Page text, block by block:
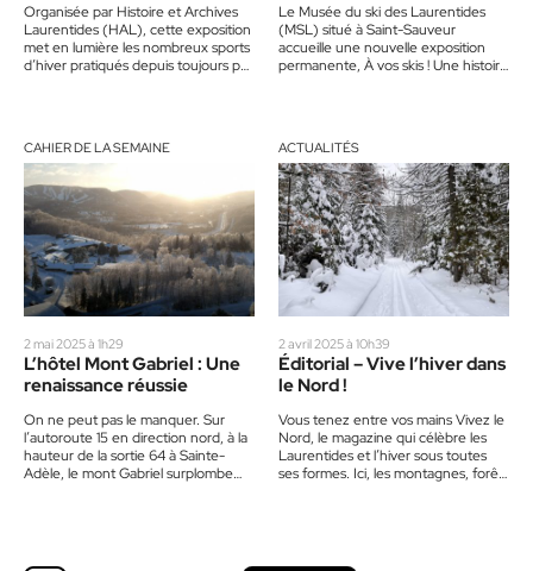
Organisée par Histoire et Archives
Laurentides (HAL), cette exposition
met en lumière les nombreux sports
d’hiver pratiqués depuis toujours par
Le Musée du ski des Laurentides
(MSL) situé à Saint-Sauveur
accueille une nouvelle exposition
permanente, À vos skis ! Une histoire
CAHIER DE LA SEMAINE
2 mai 2025 à 1h29
L’hôtel Mont Gabriel : Une
renaissance réussie
On ne peut pas le manquer. Sur
l’autoroute 15 en direction nord, à la
hauteur de la sortie 64 à Sainte-
Adèle, le mont Gabriel surplombe…
ACTUALITÉS
2 avril 2025 à 10h39
Éditorial – Vive l’hiver dans
le Nord !
Vous tenez entre vos mains Vivez le
Nord, le magazine qui célèbre les
Laurentides et l’hiver sous toutes
ses formes. Ici, les montagnes, forêts